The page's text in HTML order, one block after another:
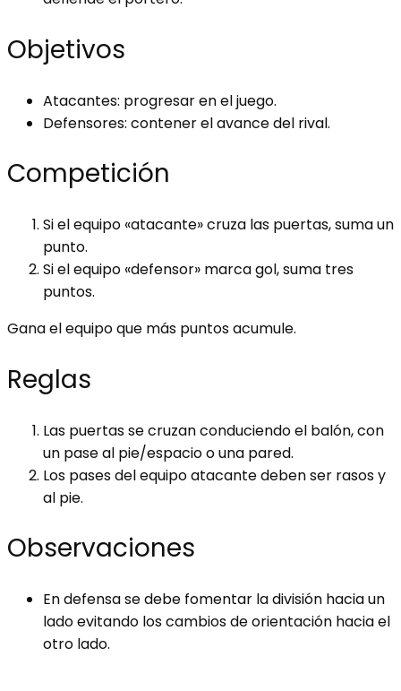
Objetivos
Atacantes: progresar en el juego.
Defensores: contener el avance del rival.
Competición
Si el equipo «atacante» cruza las puertas, suma un
punto.
Si el equipo «defensor» marca gol, suma tres
puntos.
Gana el equipo que más puntos acumule.
Reglas
Las puertas se cruzan conduciendo el balón, con
un pase al pie/espacio o una pared.
Los pases del equipo atacante deben ser rasos y
al pie.
Observaciones
En defensa se debe fomentar la división hacia un
lado evitando los cambios de orientación hacia el
otro lado.